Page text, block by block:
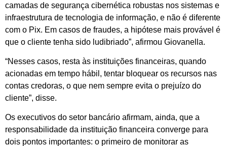
camadas de segurança cibernética robustas nos sistemas e
infraestrutura de tecnologia de informação, e não é diferente
com o Pix. Em casos de fraudes, a hipótese mais provável é
que o cliente tenha sido ludibriado”, afirmou Giovanella.
“Nesses casos, resta às instituições financeiras, quando
acionadas em tempo hábil, tentar bloquear os recursos nas
contas credoras, o que nem sempre evita o prejuízo do
cliente”, disse.
Os executivos do setor bancário afirmam, ainda, que a
responsabilidade da instituição financeira converge para
dois pontos importantes: o primeiro de monitorar as